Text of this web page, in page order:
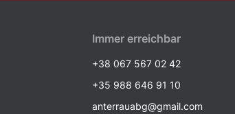
Immer erreichbar
+38 067 567 02 42
+35 988 646 91 10
anterrauabg@gmail.com